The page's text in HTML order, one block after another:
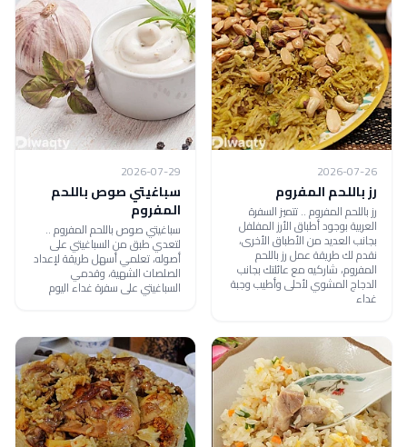
2026-07-26
رز باللحم المفروم
رز باللحم المفروم .. تتميز السفرة
العربية بوجود أطباق الأرز المفلفل
بجانب العديد من الأطباق الأخرى،
نقدم لك طريقة عمل رز باللحم
المفروم، شاركيه مع عائلتك بجانب
الدجاج المشوي لأحلى وأطيب وجبة
غداء
2026-07-29
سباغيتي صوص باللحم
المفروم
سباغيتي صوص باللحم المفروم ..
لتعدي طبق من السباغيتي على
أصوله، تعلمي أسهل طريقة لإعداد
الصلصات الشهية، وقدمي
السباغيتي على سفرة غداء اليوم